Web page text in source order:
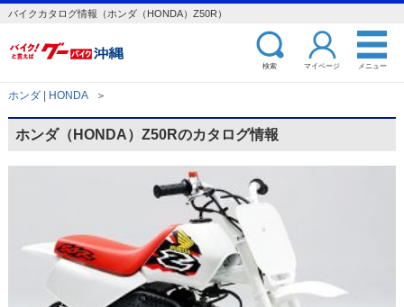
バイクカタログ情報（ホンダ（HONDA）Z50R）
検索 マイページ メニュー
ホンダ | HONDA ＞
ホンダ（HONDA）Z50Rのカタログ情報